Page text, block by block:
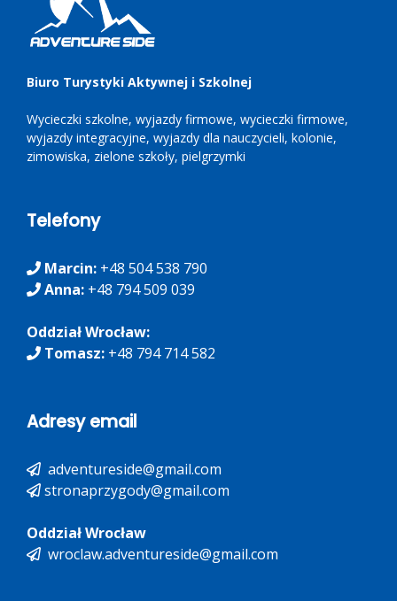
Biuro Turystyki Aktywnej i Szkolnej
Wycieczki szkolne, wyjazdy firmowe, wycieczki firmowe,
wyjazdy integracyjne, wyjazdy dla nauczycieli, kolonie,
zimowiska, zielone szkoły, pielgrzymki
Telefony
Marcin: +48 504 538 790
Anna: +48 ‭794 509 039‬
Oddział Wrocław:
Tomasz: +48 794 714 582
Adresy email
adventureside@gmail.com
stronaprzygody@gmail.com
Oddział Wrocław
wroclaw.adventureside@gmail.com